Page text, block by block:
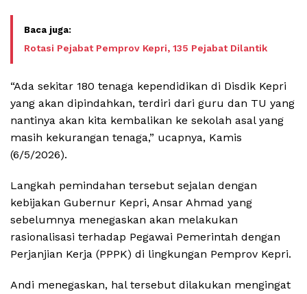
Rotasi Pejabat Pemprov Kepri, 135 Pejabat Dilantik
“Ada sekitar 180 tenaga kependidikan di Disdik Kepri
yang akan dipindahkan, terdiri dari guru dan TU yang
nantinya akan kita kembalikan ke sekolah asal yang
masih kekurangan tenaga,” ucapnya, Kamis
(6/5/2026).
Langkah pemindahan tersebut sejalan dengan
kebijakan Gubernur Kepri, Ansar Ahmad yang
sebelumnya menegaskan akan melakukan
rasionalisasi terhadap Pegawai Pemerintah dengan
Perjanjian Kerja (PPPK) di lingkungan Pemprov Kepri.
Andi menegaskan, hal tersebut dilakukan mengingat